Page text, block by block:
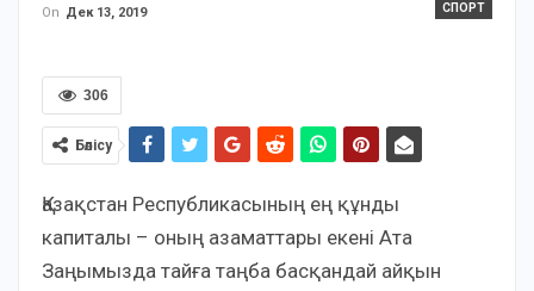
СПОРТ
On Дек 13, 2019
306
Бөлісу
Қазақстан Республикасының ең құнды
капиталы – оның азаматтары екені Ата
Заңымызда тайға таңба басқандай айқын